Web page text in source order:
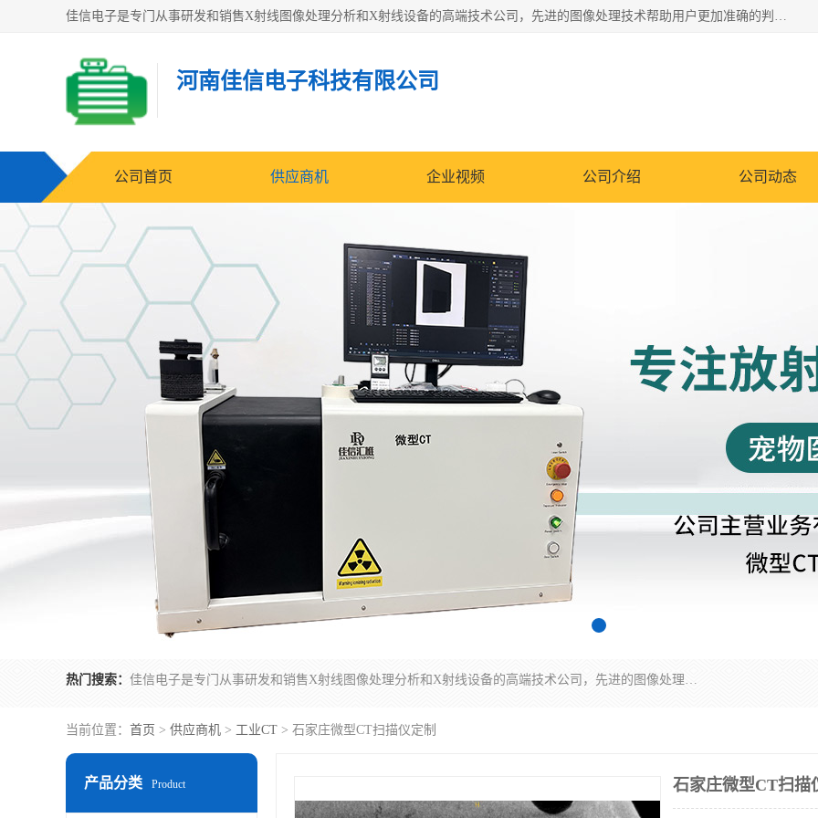
佳信电子是专门从事研发和销售X射线图像处理分析和X射线设备的高端技术公司，先进的图像处理技术帮助用户更加准确的判断图像，为科研和检测提供可靠保证，现有产品包括电力GIS探伤X射线检测系统，电力耐张线夹探伤X射线检测系统，便携式X射线，兽用图像的增强软件工具包，工业和兽用便携式DR，实验室CT，桌面CT等。
河南佳信电子科技有限公司
公司首页 供应商机 企业视频 公司介绍 公司动态
热门搜索： 佳信电子是专门从事研发和销售X射线图像处理分析和X射线设备的高端技术公司，先进的图像处理技术帮助用户更加准确的判断图像，为科研和检测提供可靠保证，现有产品包括电力GIS探伤X射线检测系统，电力耐张线夹探伤X射线检测系统，便携式X射线，兽用图像的增强软件工具包，工业和兽用便携式DR，实验室CT，桌面CT等。
当前位置： 首页 > 供应商机 > 工业CT > 石家庄微型CT扫描仪定制
产品分类 Product 石家庄微型CT扫描